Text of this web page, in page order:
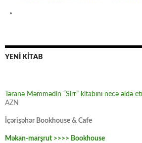
YENİ KİTAB
Təranə Məmmədin “Sirr” kitabını necə əldə
AZN
İçərişəhər Bookhouse & Cafe
Məkan-marşrut >>>> Bookhouse